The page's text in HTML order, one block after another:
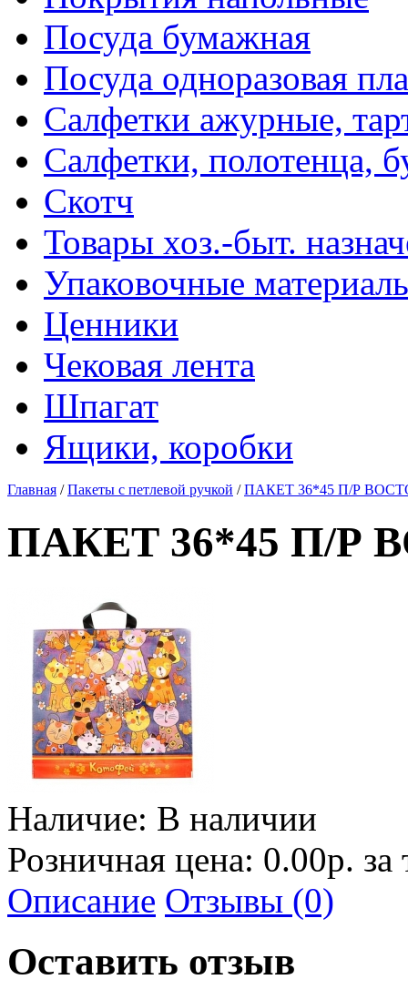
Посуда бумажная
Посуда одноразовая
Салфетки ажурные,
Салфетки, полотенца,
Скотч
Товары хоз.-быт.
Упаковочные
Ценники
Чековая лента
Шпагат
Ящики, коробки
Главная /Пакеты с петлевой ручкой /ПАКЕТ 36*45 П/Р
ПАКЕТ 36*45 П/Р
Наличие: В наличии
Розничная цена: 0.00р.
Описание Отзывы (0)
Оставить отзыв